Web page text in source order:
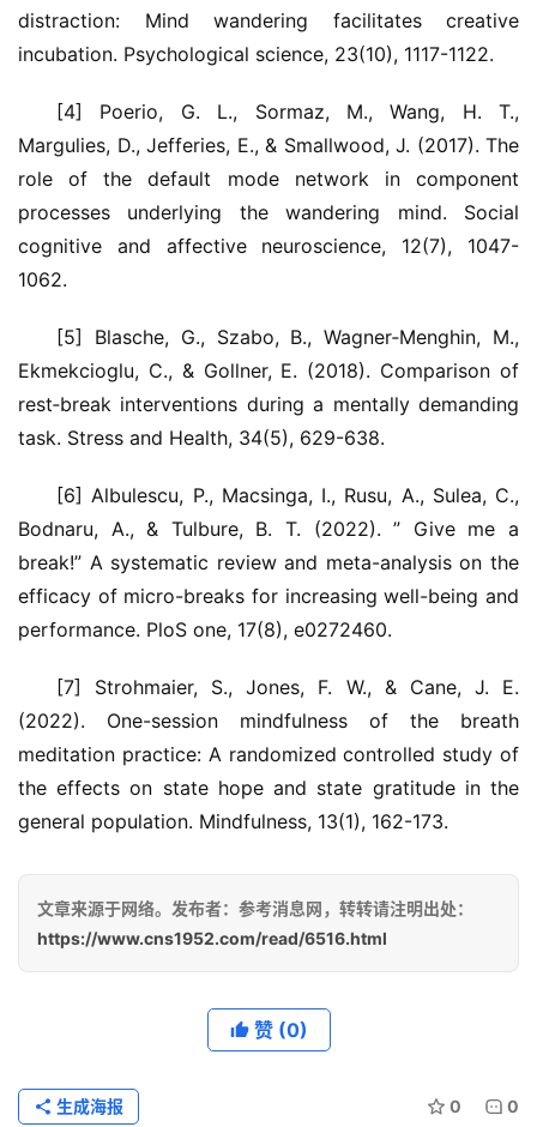
distraction: Mind wandering facilitates creative
incubation. Psychological science, 23(10), 1117-1122.
[4] Poerio, G. L., Sormaz, M., Wang, H. T.,
Margulies, D., Jefferies, E., & Smallwood, J. (2017). The
role of the default mode network in component
processes underlying the wandering mind. Social
cognitive and affective neuroscience, 12(7), 1047-
1062.
[5] Blasche, G., Szabo, B., Wagner‐Menghin, M.,
Ekmekcioglu, C., & Gollner, E. (2018). Comparison of
rest‐break interventions during a mentally demanding
task. Stress and Health, 34(5), 629-638.
[6] Albulescu, P., Macsinga, I., Rusu, A., Sulea, C.,
Bodnaru, A., & Tulbure, B. T. (2022). ” Give me a
break!” A systematic review and meta-analysis on the
efficacy of micro-breaks for increasing well-being and
performance. PloS one, 17(8), e0272460.
[7] Strohmaier, S., Jones, F. W., & Cane, J. E.
(2022). One-session mindfulness of the breath
meditation practice: A randomized controlled study of
the effects on state hope and state gratitude in the
general population. Mindfulness, 13(1), 162-173.
文章来源于网络。发布者：参考消息网，转转请注明出处：
https://www.cns1952.com/read/6516.html
赞 (0)
0 0
生成海报